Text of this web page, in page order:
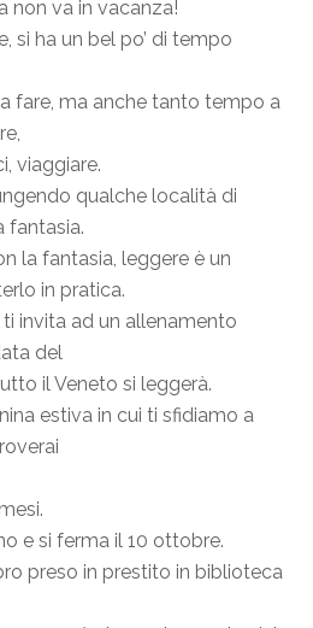
non va in vacanza!
si ha un bel po’ di tempo
fare, ma anche tanto tempo a
viaggiare.
qualche località di
fantasia.
la fantasia, leggere è un
in pratica.
invita ad un allenamento
del
il Veneto si leggerà.
estiva in cui ti sfidiamo a
e si ferma il 10 ottobre.
preso in prestito in biblioteca